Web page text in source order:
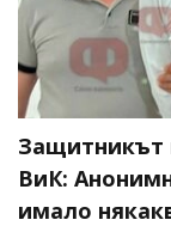
Защитникът
ВиК:
имало